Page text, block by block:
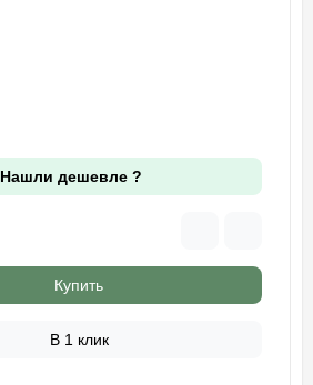
Нашли дешевле ?
Купить
В 1 клик